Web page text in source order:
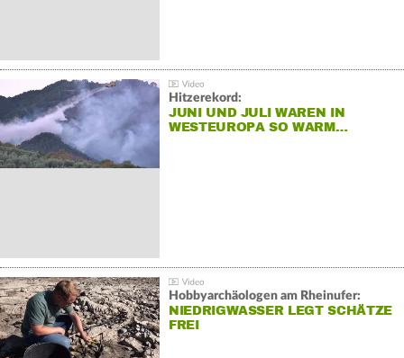
Hitzerekord:
JUNI UND JULI WAREN IN
WESTEUROPA SO WARM…
Hobbyarchäologen am Rheinufer:
NIEDRIGWASSER LEGT SCHÄTZE
FREI